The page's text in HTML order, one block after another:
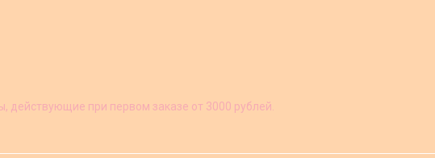
действующие при первом заказе от 3000 рублей.